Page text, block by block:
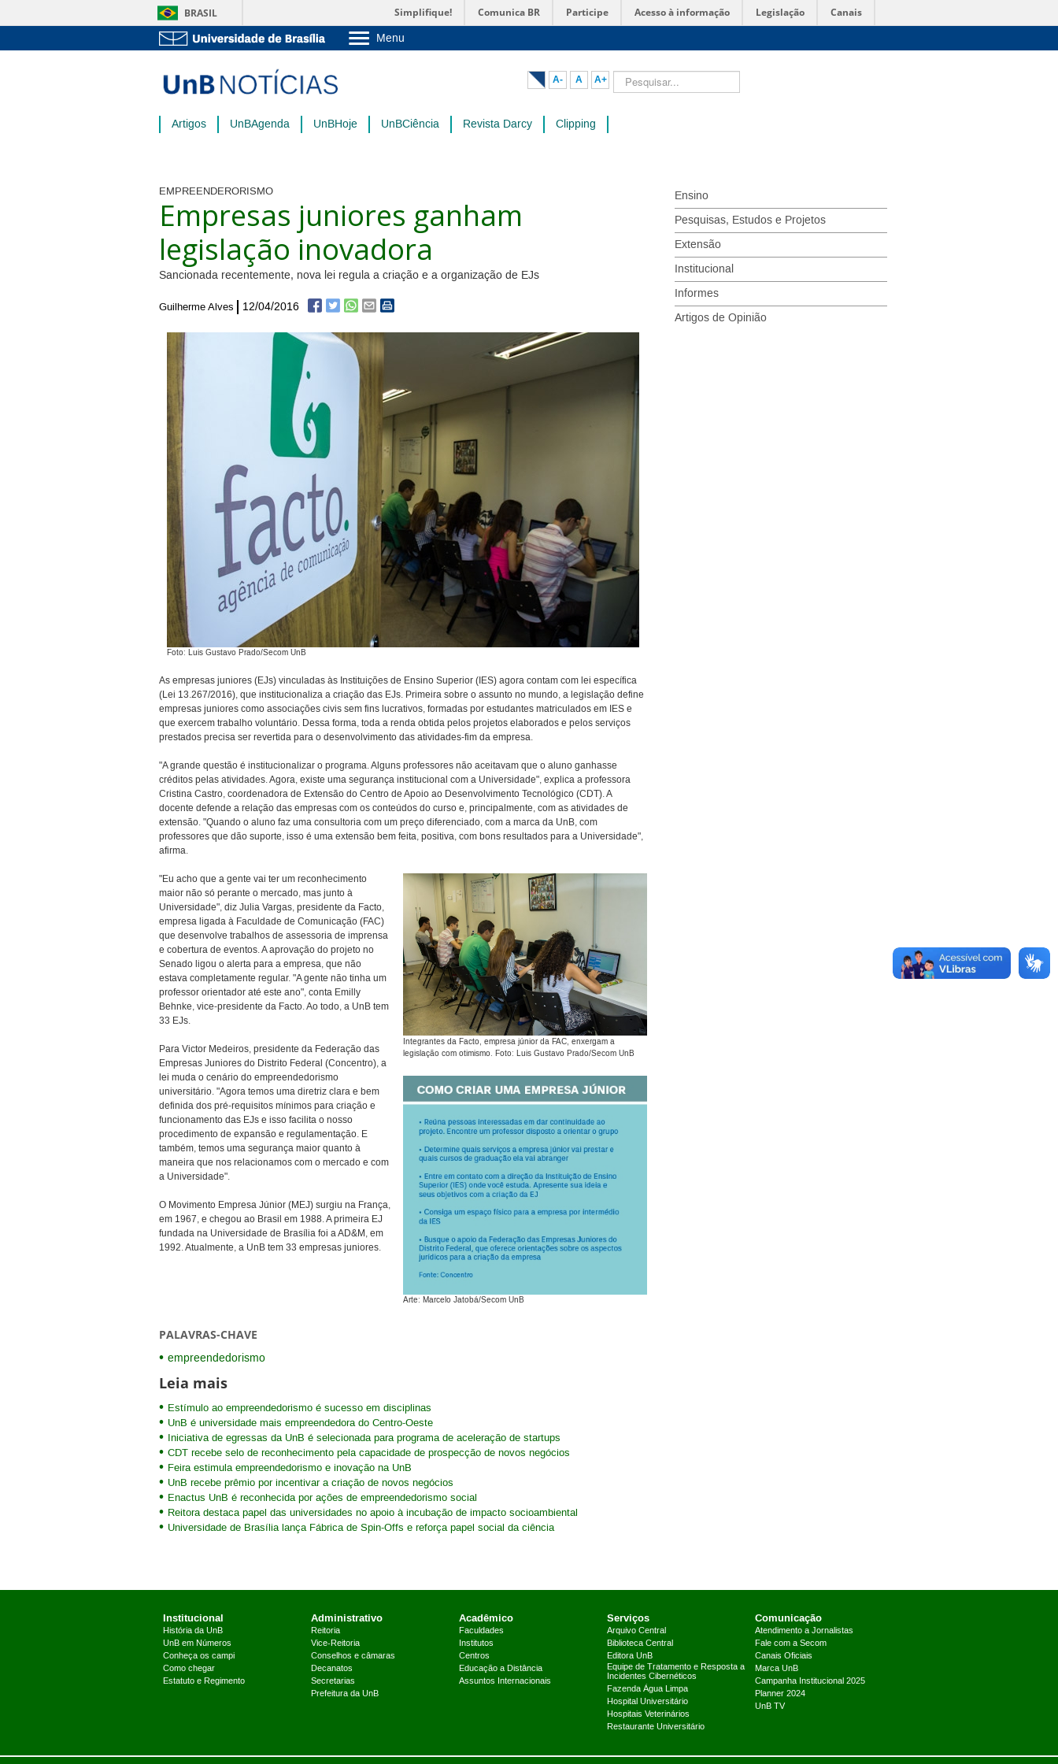
BRASIL Simplifique! Comunica BR Participe Acesso à informação Legislação Canais
Menu
Pós-Graduação
Administração
A- A A+ Pesquisar...
Artigos UnBAgenda UnBHoje UnBCiência Revista Darcy Clipping
EMPREENDERORISMO
Empresas juniores ganham
legislação inovadora
Sancionada recentemente, nova lei regula a criação e a organização de EJs
Guilherme Alves 12/04/2016
Foto: Luis Gustavo Prado/Secom UnB
As empresas juniores (EJs) vinculadas às Instituições de Ensino Superior (IES) agora contam com lei específica
(Lei 13.267/2016), que institucionaliza a criação das EJs. Primeira sobre o assunto no mundo, a legislação define
empresas juniores como associações civis sem fins lucrativos, formadas por estudantes matriculados em IES e
que exercem trabalho voluntário. Dessa forma, toda a renda obtida pelos projetos elaborados e pelos serviços
prestados precisa ser revertida para o desenvolvimento das atividades-fim da empresa.
"A grande questão é institucionalizar o programa. Alguns professores não aceitavam que o aluno ganhasse
créditos pelas atividades. Agora, existe uma segurança institucional com a Universidade", explica a professora
Cristina Castro, coordenadora de Extensão do Centro de Apoio ao Desenvolvimento Tecnológico (CDT). A
docente defende a relação das empresas com os conteúdos do curso e, principalmente, com as atividades de
extensão. "Quando o aluno faz uma consultoria com um preço diferenciado, com a marca da UnB, com
professores que dão suporte, isso é uma extensão bem feita, positiva, com bons resultados para a Universidade",
afirma.
Integrantes da Facto, empresa júnior da FAC, enxergam a
legislação com otimismo. Foto: Luis Gustavo Prado/Secom UnB
"Eu acho que a gente vai ter um reconhecimento
maior não só perante o mercado, mas junto à
Universidade", diz Julia Vargas, presidente da Facto,
empresa ligada à Faculdade de Comunicação (FAC)
que desenvolve trabalhos de assessoria de imprensa
e cobertura de eventos. A aprovação do projeto no
Senado ligou o alerta para a empresa, que não
estava completamente regular. "A gente não tinha um
professor orientador até este ano", conta Emilly
Behnke, vice-presidente da Facto. Ao todo, a UnB tem
33 EJs.
Arte: Marcelo Jatobá/Secom UnB
Para Victor Medeiros, presidente da Federação das
Empresas Juniores do Distrito Federal (Concentro), a
lei muda o cenário do empreendedorismo
universitário. "Agora temos uma diretriz clara e bem
definida dos pré-requisitos mínimos para criação e
funcionamento das EJs e isso facilita o nosso
procedimento de expansão e regulamentação. E
também, temos uma segurança maior quanto à
maneira que nos relacionamos com o mercado e com
a Universidade".
O Movimento Empresa Júnior (MEJ) surgiu na França,
em 1967, e chegou ao Brasil em 1988. A primeira EJ
fundada na Universidade de Brasília foi a AD&M, em
1992. Atualmente, a UnB tem 33 empresas juniores.
PALAVRAS-CHAVE
empreendedorismo
Leia mais
Estímulo ao empreendedorismo é sucesso em disciplinas
UnB é universidade mais empreendedora do Centro-Oeste
Iniciativa de egressas da UnB é selecionada para programa de aceleração de startups
CDT recebe selo de reconhecimento pela capacidade de prospecção de novos negócios
Feira estimula empreendedorismo e inovação na UnB
UnB recebe prêmio por incentivar a criação de novos negócios
Enactus UnB é reconhecida por ações de empreendedorismo social
Reitora destaca papel das universidades no apoio à incubação de impacto socioambiental
Universidade de Brasília lança Fábrica de Spin-Offs e reforça papel social da ciência
Ensino
Pesquisas, Estudos e Projetos
Extensão
Institucional
Informes
Artigos de Opinião
Institucional
História da UnB
UnB em Números
Conheça os campi
Como chegar
Estatuto e Regimento
Administrativo
Reitoria
Vice-Reitoria
Conselhos e câmaras
Decanatos
Secretarias
Prefeitura da UnB
Acadêmico
Faculdades
Institutos
Centros
Educação a Distância
Assuntos Internacionais
Serviços
Arquivo Central
Biblioteca Central
Editora UnB
Equipe de Tratamento e Resposta a
Incidentes Cibernéticos
Fazenda Água Limpa
Hospital Universitário
Hospitais Veterinários
Restaurante Universitário
Comunicação
Atendimento a Jornalistas
Fale com a Secom
Canais Oficiais
Marca UnB
Campanha Institucional 2025
Planner 2024
UnB TV